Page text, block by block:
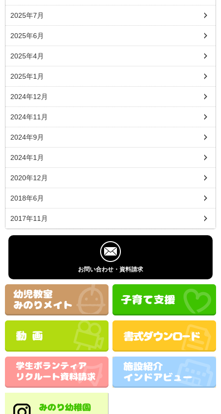
2025年7月
2025年6月
2025年4月
2025年1月
2024年12月
2024年11月
2024年9月
2024年1月
2020年12月
2018年6月
2017年11月
お問い合わせ・資料請求